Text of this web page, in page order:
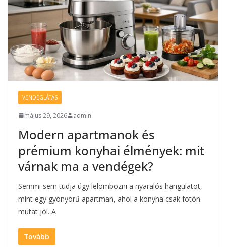
VENDÉGLÁTÁS
május 29, 2026 admin
Modern apartmanok és
prémium konyhai élmények: mit
várnak ma a vendégek?
Semmi sem tudja úgy lelombozni a nyaralós hangulatot,
mint egy gyönyörű apartman, ahol a konyha csak fotón
mutat jól. A
Tovább